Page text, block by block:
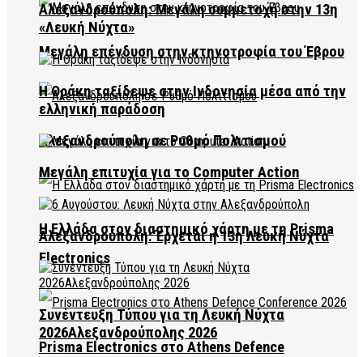
Μεγάλη επένδυση στην κτηνοτροφία του Έβρου
Αλεξανδρούπολη σε Ρυθμό Πολιτισμού
Η Ελλάδα στον διαστημικό χάρτη με τη Prisma
Electronics
Prisma Electronics στο Athens Defence
Αλεξανδρούπολη: Μεγάλη συμμετοχή στην 13η
«Λευκή Νύχτα»
Η Θράκη ταξίδεψε στην Ινδονησία μέσα από την
ελληνική παράδοση
Μεγάλη επιτυχία για το Computer Action
Αλεξανδρούπολη: Έρχεται η 13η Λευκή Νύχτα
Συνέντευξη Τύπου για τη Λευκή Νύχτα
2026Αλεξανδρούπολης 2026